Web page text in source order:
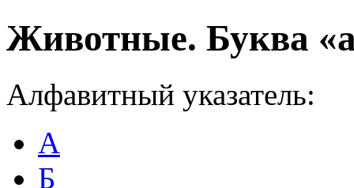
Животные. Буква
Алфавитный указатель:
А
Б